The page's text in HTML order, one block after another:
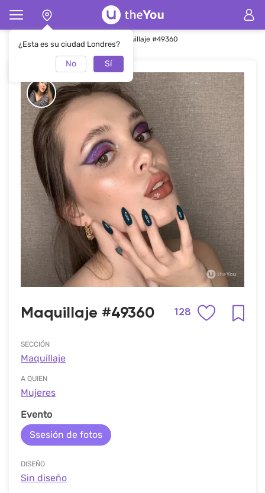
¿Esta es su ciudad Londres?
No Sí
Página de inicio Maquillaje Maquillaje #49360
Maquillaje #49360 128
SECCIÓN
Maquillaje
A QUIEN
Mujeres
Evento
Ssesión de fotos
DISEÑO
Sin diseño